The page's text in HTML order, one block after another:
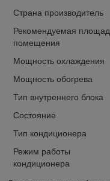
Страна производитель
Рекомендуемая
помещения
Мощность охлаждения
Мощность обогрева
Тип внутреннего блока
Состояние
Тип кондиционера
Режим работы
кондиционера